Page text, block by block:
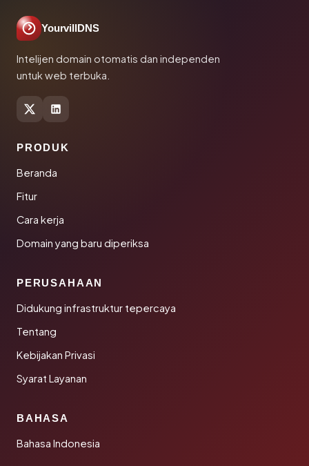
YourvillDNS
Intelijen domain otomatis dan independen
untuk web terbuka.
PRODUK
Beranda
Fitur
Cara kerja
Domain yang baru diperiksa
PERUSAHAAN
Didukung infrastruktur tepercaya
Tentang
Kebijakan Privasi
Syarat Layanan
BAHASA
Bahasa Indonesia